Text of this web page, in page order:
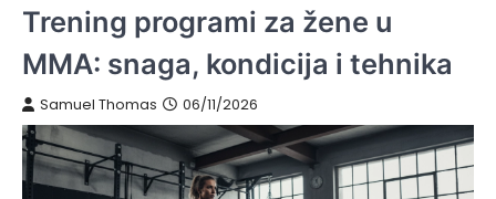
Trening programi za žene u
MMA: snaga, kondicija i tehnika
Samuel Thomas 06/11/2026